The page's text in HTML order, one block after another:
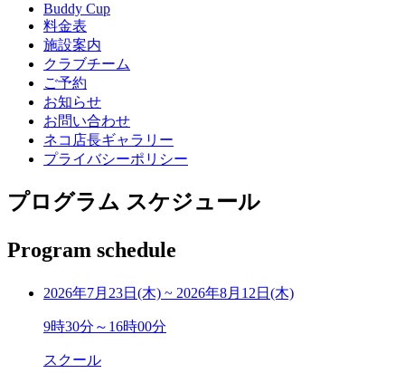
Buddy Cup
料金表
施設案内
クラブチーム
ご予約
お知らせ
お問い合わせ
ネコ店長ギャラリー
プライバシーポリシー
プログラム スケジュール
Program schedule
2026年7月23日(木) ~ 2026年8月12日(木)
9時30分～16時00分
スクール